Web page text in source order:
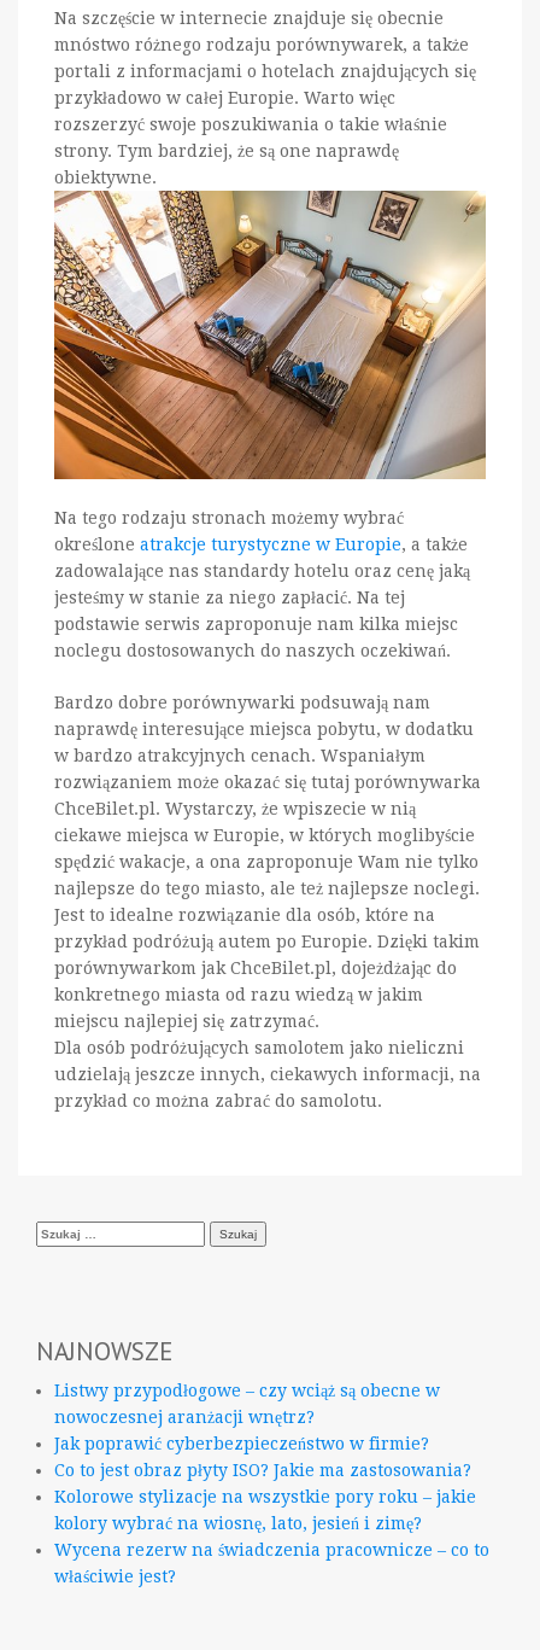
Na szczęście w internecie znajduje się obecnie
mnóstwo różnego rodzaju porównywarek, a także
portali z informacjami o hotelach znajdujących się
przykładowo w całej Europie. Warto więc
rozszerzyć swoje poszukiwania o takie właśnie
strony. Tym bardziej, że są one naprawdę
obiektywne.
Na tego rodzaju stronach możemy wybrać
określone atrakcje turystyczne w Europie, a także
zadowalające nas standardy hotelu oraz cenę jaką
jesteśmy w stanie za niego zapłacić. Na tej
podstawie serwis zaproponuje nam kilka miejsc
noclegu dostosowanych do naszych oczekiwań.
Bardzo dobre porównywarki podsuwają nam
naprawdę interesujące miejsca pobytu, w dodatku
w bardzo atrakcyjnych cenach. Wspaniałym
rozwiązaniem może okazać się tutaj porównywarka
ChceBilet.pl. Wystarczy, że wpiszecie w nią
ciekawe miejsca w Europie, w których moglibyście
spędzić wakacje, a ona zaproponuje Wam nie tylko
najlepsze do tego miasto, ale też najlepsze noclegi.
Jest to idealne rozwiązanie dla osób, które na
przykład podróżują autem po Europie. Dzięki takim
porównywarkom jak ChceBilet.pl, dojeżdżając do
konkretnego miasta od razu wiedzą w jakim
miejscu najlepiej się zatrzymać.
Dla osób podróżujących samolotem jako nieliczni
udzielają jeszcze innych, ciekawych informacji, na
przykład co można zabrać do samolotu.
Szukaj:
NAJNOWSZE
Listwy przypodłogowe – czy wciąż są obecne w
nowoczesnej aranżacji wnętrz?
Jak poprawić cyberbezpieczeństwo w firmie?
Co to jest obraz płyty ISO? Jakie ma zastosowania?
Kolorowe stylizacje na wszystkie pory roku – jakie
kolory wybrać na wiosnę, lato, jesień i zimę?
Wycena rezerw na świadczenia pracownicze – co to
właściwie jest?